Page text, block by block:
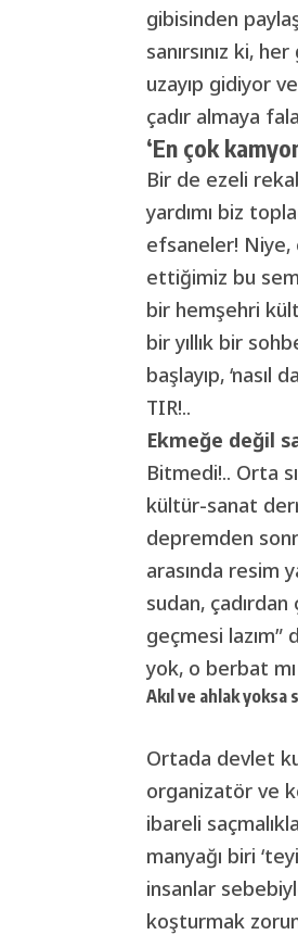
gibisinden
sanırsınız ki,
uzayıp gidiyor
çadır almaya
‘En çok
Bir de ezeli
yardımı biz
efsaneler! Niye,
ettiğimiz bu
bir hemşehri
bir yıllık bir
başlayıp,
TIR!..
Ekmeğe değil
Bitmedi!.. Orta
kültür-sanat
depremden
arasında resim
sudan,
geçmesi
yok, o berbat
Akıl ve ahlak yoksa
Ortada devlet
organizatör ve
ibareli
manyağı biri
insanlar
koşturmak